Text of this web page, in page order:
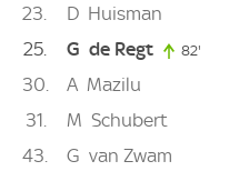
23
D Huisman
25
G de Regt 82'
30 A Mazilu
31
M Schubert
43
G van Zwam